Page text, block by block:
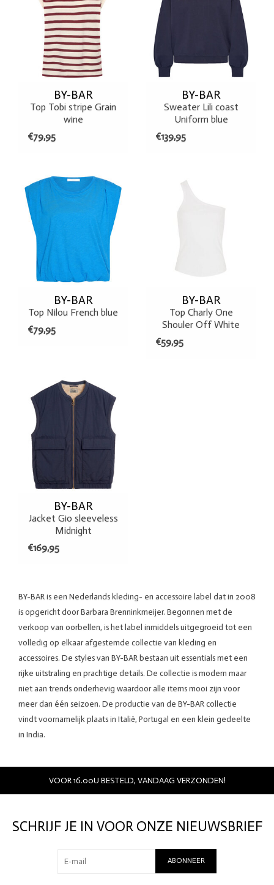
BY-BAR
Top Tobi stripe Grain
wine
€79,95
BY-BAR
Sweater Lili coast
Uniform blue
€139,95
BY-BAR
Top Nilou French blue
€79,95
BY-BAR
Top Charly One
Shouler Off White
€59,95
BY-BAR
Jacket Gio sleeveless
Midnight
€169,95
BY-BAR is een Nederlands kleding- en accessoire label dat in 2008
is opgericht door Barbara Brenninkmeijer. Begonnen met de
verkoop van oorbellen, is het label inmiddels uitgegroeid tot een
volledig op elkaar afgestemde collectie van kleding en
accessoires. De styles van BY-BAR bestaan uit essentials met een
rijke uitstraling en prachtige details. De collectie is modern maar
niet aan trends onderhevig waardoor alle items mooi zijn voor
meer dan één seizoen. De productie van de BY-BAR collectie
vindt voornamelijk plaats in Italië, Portugal en een klein gedeelte
in India.
VOOR 16.00U BESTELD, VANDAAG VERZONDEN!
SCHRIJF JE IN VOOR ONZE NIEUWSBRIEF
ABONNEER